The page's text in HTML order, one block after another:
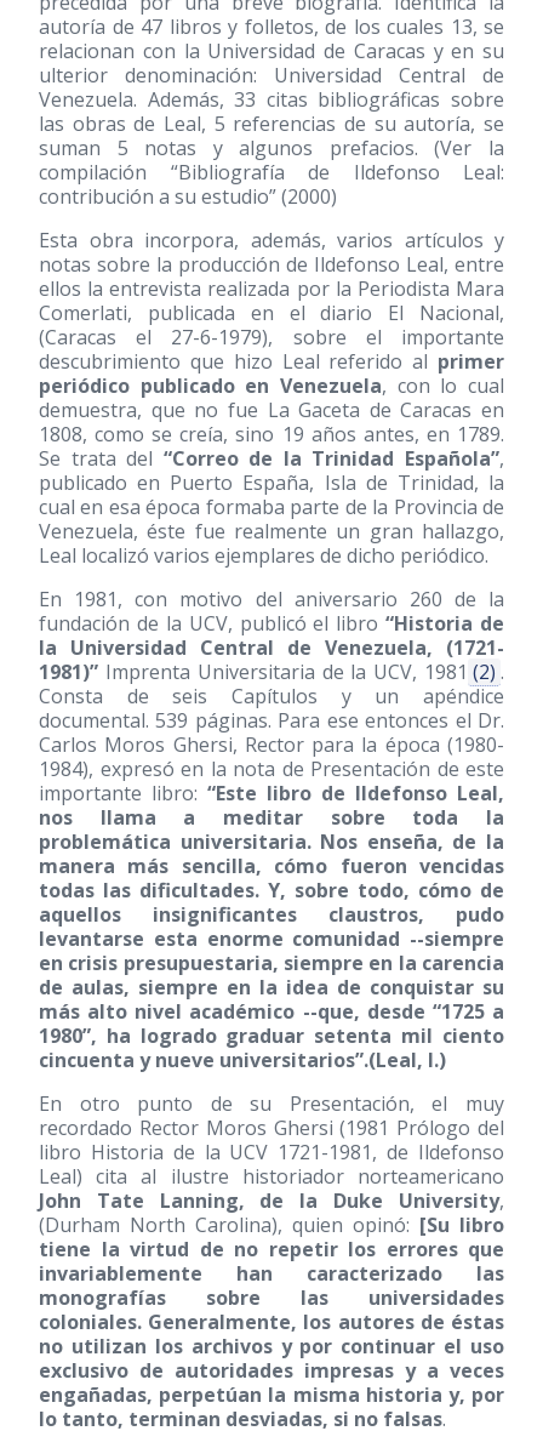
autoría de 47 libros y folletos, de los cuales 13, se
relacionan con la Universidad de Caracas y en su
ulterior denominación: Universidad Central de
Venezuela. Además, 33 citas bibliográficas sobre
las obras de Leal, 5 referencias de su autoría, se
suman 5 notas y algunos prefacios. (Ver la
compilación “Bibliografía de Ildefonso Leal:
contribución a su estudio”(2000)
Esta obra incorpora, además, varios artículos y
notas sobre la producción de Ildefonso Leal, entre
ellos la entrevista realizada por la Periodista Mara
Comerlati, publicada en el diario El Nacional,
(Caracas el 27-6-1979), sobre el importante
descubrimiento que hizo Leal referido al primer
periódico publicado en Venezuela, con lo cual
demuestra, que no fue La Gaceta de Caracas en
1808, como se creía, sino 19 años antes, en 1789.
Se trata del “Correo de la Trinidad Española”,
publicado en Puerto España, Isla de Trinidad, la
cual en esa época formaba parte de la Provincia de
Venezuela, éste fue realmente un gran hallazgo,
Leal localizó varios ejemplares de dicho periódico.
En 1981, con motivo del aniversario 260 de la
fundación de la UCV, publicó el libro“Historia de
la Universidad Central de Venezuela, (1721-
1981)” Imprenta Universitaria de la UCV, 1981 (2) .
Consta de seis Capítulos y un apéndice
documental. 539 páginas. Para ese entonces el Dr.
Carlos Moros Ghersi, Rector para la época (1980-
1984), expresó en la nota de Presentación de este
importante libro: “Este libro de Ildefonso Leal,
nos llama a meditar sobre toda la
problemática universitaria. Nos enseña, de la
manera más sencilla, cómo fueron vencidas
todas las dificultades. Y, sobre todo, cómo de
aquellos insignificantes claustros, pudo
levantarse esta enorme comunidad --siempre
en crisis presupuestaria, siempre en la carencia
de aulas, siempre en la idea de conquistar su
más alto nivel académico --que, desde “1725 a
1980”, ha logrado graduar setenta mil ciento
cincuenta y nueve universitarios”.(Leal, I.)
En otro punto de su Presentación, el muy
recordado Rector Moros Ghersi (1981 Prólogo del
libro Historia de la UCV 1721-1981, de Ildefonso
Leal) cita al ilustre historiador norteamericano
John Tate Lanning, de la Duke University,
(Durham North Carolina), quien opinó: [Su libro
tiene la virtud de no repetir los errores que
invariablemente han caracterizado las
monografías sobre las universidades
coloniales. Generalmente, los autores de éstas
no utilizan los archivos y por continuar el uso
exclusivo de autoridades impresas y a veces
engañadas, perpetúan la misma historia y, por
lo tanto, terminan desviadas, si no falsas.